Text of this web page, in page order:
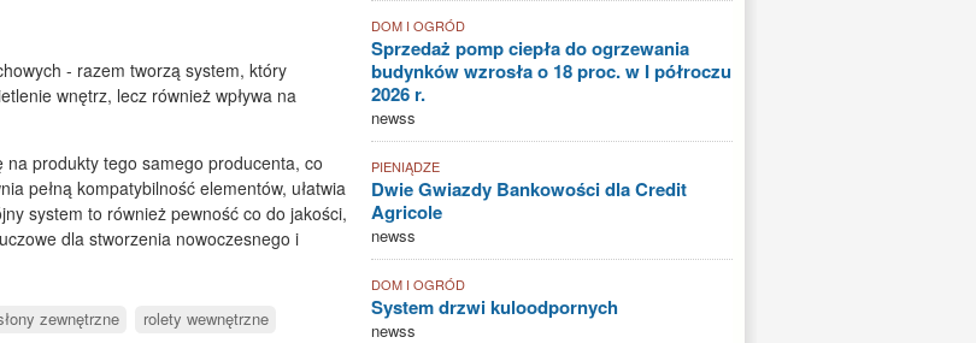
- razem tworzą system, który
wnętrz, lecz również wpływa na
na produkty tego samego producenta, co
pełną kompatybilność elementów, ułatwia
system to również pewność co do jakości,
dla stworzenia nowoczesnego i
zewnętrzne rolety wewnętrzne
DOM I OGRÓD
Sprzedaż pomp ciepła do ogrzewania
budynków wzrosła o 18 proc. w I półroczu
2026 r.
newss
PIENIĄDZE
Dwie Gwiazdy Bankowości dla Credit
Agricole
newss
DOM I OGRÓD
System drzwi kuloodpornych
newss